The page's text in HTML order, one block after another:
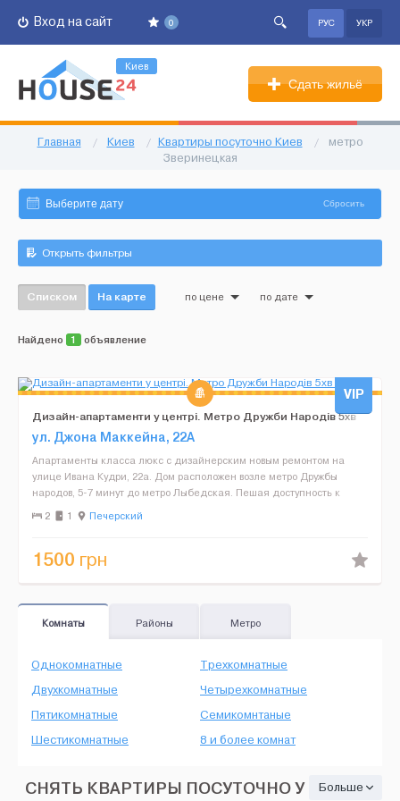
0
Вход на сайт РУС УКР
Киев
Сдать жильё
Главная / Киев / Квартиры посуточно Киев /
метро
Зверинецкая
Сбросить
Открыть фильтры
Списком На карте по цене по дате
Найдено 1 объявление
VIP
Дизайн-апартаменти у центрі. Метро Дружби Народів 5хв
пішки.
ул. Джона Маккейна, 22А
Апартаменты класса люкс с дизайнерским новым ремонтом на
улице Ивана Кудри, 22а. Дом расположен возле метро Дружбы
народов, 5-7 минут до метро Лыбедская. Пешая доступность к
бульвару Леси Украинки, ТРЦ "Оушн Плаза". Новая дорогая...
2 1 Печерский
1500 грн
Комнаты Районы Метро
Однокомнатные
Двухкомнатные
Трехкомнатные
Четырехкомнатные
Пятикомнатные
Шестикомнатные
Семикомнтаные
8 и более комнат
СНЯТЬ КВАРТИРЫ ПОСУТОЧНО У
Больше